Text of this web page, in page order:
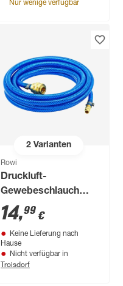
Nur wenige verfügbar
2Varianten
Rowi
Druckluft-
Gewebeschlauch
'DGS 5/6/1' Ø 6 mm,
5 m
14,99 €
Keine Lieferung nach
Hause
Nicht verfügbar in
Troisdorf